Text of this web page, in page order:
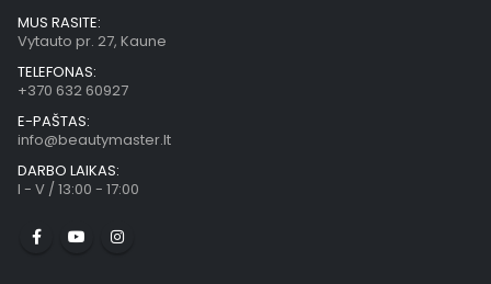
MUS RASITE:
Vytauto pr. 27, Kaune
TELEFONAS:
+370 632 60927
E-PAŠTAS:
info@beautymaster.lt
DARBO LAIKAS:
I - V / 13:00 - 17:00